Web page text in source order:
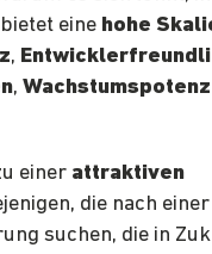
eine hohe
,
,
einer attraktiven
die nach einer
suchen, die in